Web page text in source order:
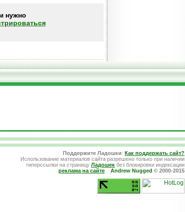
нужно
Поддержите Ладошки: Как поддержать сайт?
Использование материалов сайта разрешено только при наличии
гиперссылки на страницу Ладошек без блокировки индексации
реклама на сайте
Andrew Nugged © 2000-2015